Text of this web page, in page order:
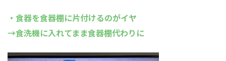
・食器を食器棚に片付けるのがイヤ
→食洗機に入れてまま食器棚代わりに